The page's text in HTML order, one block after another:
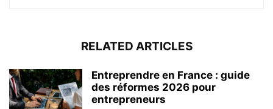
RELATED ARTICLES
Entreprendre en France : guide
des réformes 2026 pour
entrepreneurs